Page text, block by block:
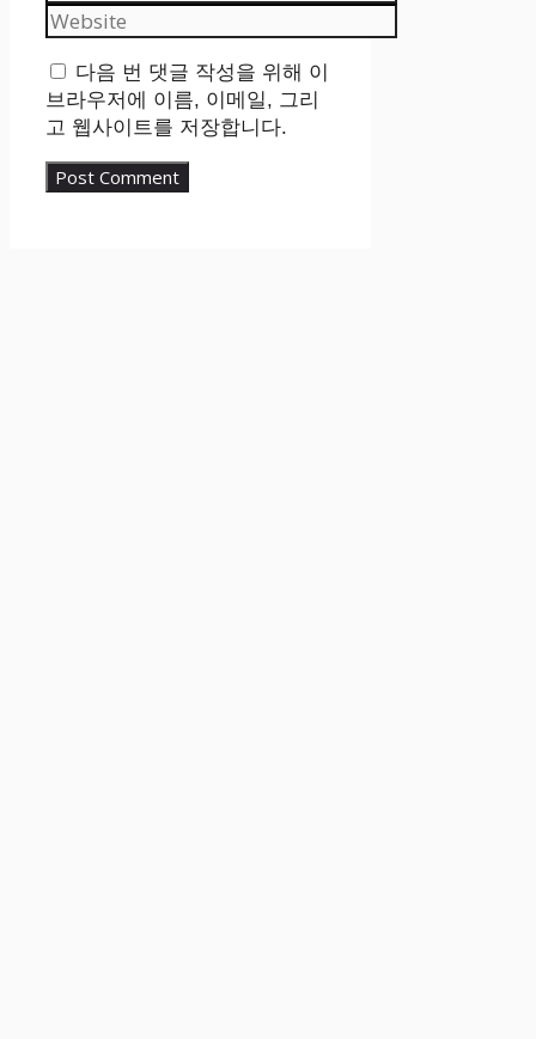
Website
다음 번 댓글 작성을 위해 이
브라우저에 이름, 이메일, 그리
고 웹사이트를 저장합니다.